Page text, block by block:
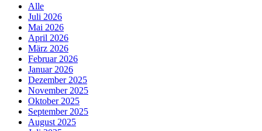
Alle
Juli 2026
Mai 2026
April 2026
März 2026
Februar 2026
Januar 2026
Dezember 2025
November 2025
Oktober 2025
September 2025
August 2025